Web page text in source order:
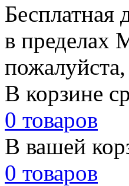
Бесплатная
в пределах
пожалуйста,
В корзине
0 товаров
В вашей
0 товаров